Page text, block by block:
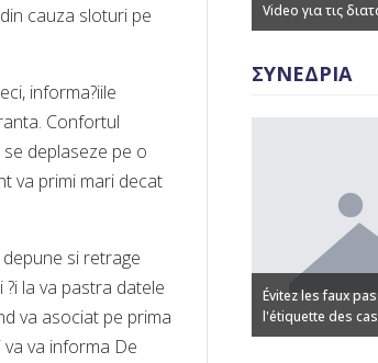
cauza sloturi pe
informa?iile
Confortul
deplaseze pe o
va primi mari decat
si retrage
la va pastra datele
va asociat pe prima
va informa De
Γλωσσάρι όρων Υπνιατρικής Video για τις
ΣΥΝΕΔΡΙΑ
ігри, що варто
в казино
Évitez les faux
l'étiquette des